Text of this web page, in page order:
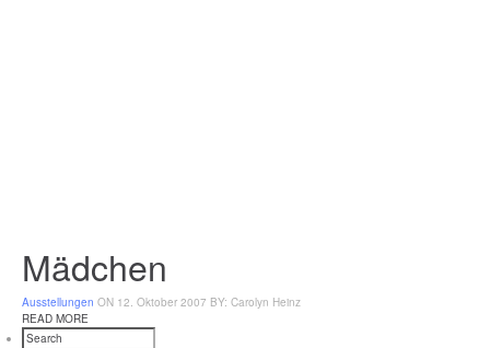
Mädchen
Ausstellungen ON 12. Oktober 2007 BY: Carolyn Heinz
READ MORE